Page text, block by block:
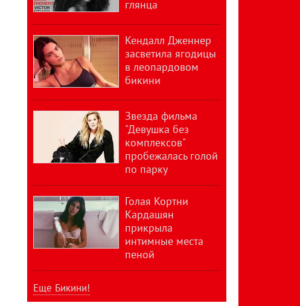
глянца
Кендалл Дженнер
засветила ягодицы
в леопардовом
бикини
Звезда фильма
"Девушка без
комплексов"
пробежалась голой
по парку
Голая Кортни
Кардашян
прикрыла
интимные места
пеной
Еще Бикини!